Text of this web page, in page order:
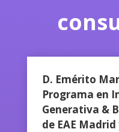
D. Emérito
Programa en
Generativa &
de EAE